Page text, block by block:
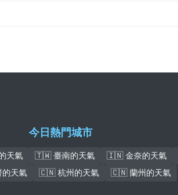
今日熱門城市
天氣 🇹🇼 臺南的天氣 🇮🇳 金奈的天氣
天氣
🇨🇳 杭州的天氣 🇨🇳 蘭州的天氣